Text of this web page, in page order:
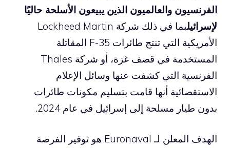
الفرنسيون والعالميون الذين يبيعون الأسلحة حاليًا
لإسرائيل
بما في ذلك شركة Lockheed Martin
الأمريكية التي تنتج طائرات F-35 المقاتلة
المستخدمة في قصف غزة، أو شركة Thales
الفرنسية التي كشفت عنها وسائل الإعلام
الاستقصائية أنها قامت بتسليم مكونات طائرات
بدون طيار مسلحة إلى إسرائيل في عام 2024.
الهدف المعلن لـ Euronaval هو توفير الفرصة